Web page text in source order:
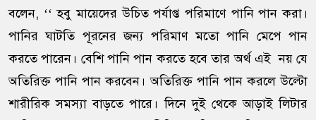
বলেন, ‘‘ হবু মায়েদের উচিত পর্যাপ্ত পরিমাণে পানি পান করা।
পানির ঘাটতি পূরনের জন্য পরিমাণ মতো পানি মেপে পান
করতে পারেন। বেশি পানি পান করতে হবে তার অর্থ এই নয় যে
অতিরিক্ত পানি পান করবেন। অতিরিক্ত পানি পান করলে উল্টো
শারীরিক সমস্যা বাড়তে পারে। দিনে দুই থেকে আড়াই লিটার